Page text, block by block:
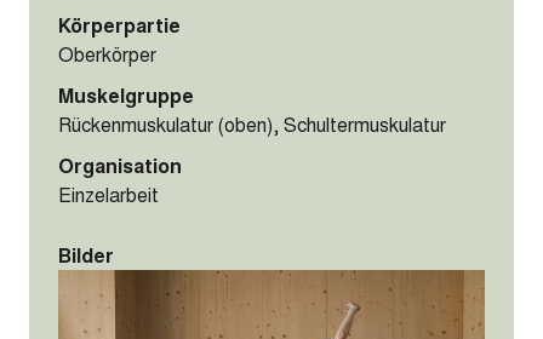
Körperpartie
Oberkörper
Muskelgruppe
Rückenmuskulatur (oben), Schultermuskulatur
Organisation
Einzelarbeit
Bilder